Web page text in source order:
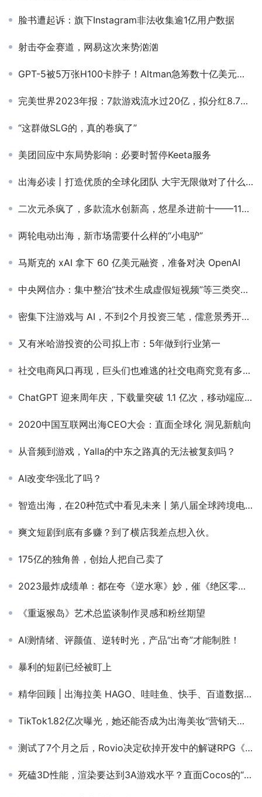
脸书遭起诉：旗下Instagram非法收集逾1亿用户数据
射击夺金赛道，网易这次来势汹汹
GPT-5被5万张H100卡脖子！Altman急筹数十亿美元，欲取代英伟达建起AI芯片帝国
完美世界2023年报：7款游戏流水过20亿，拟分红8.73亿
“这群做SLG的，真的卷疯了”
美团回应中东局势影响：必要时暂停Keeta服务
出海必读丨打造优质的全球化团队 大宇无限做对了什么？
二次元杀疯了，多款流水创新高，悠星杀进前十——11月发行商Top30
两轮电动出海，新市场需要什么样的“小电驴”
马斯克的 xAI 拿下 60 亿美元融资，准备对决 OpenAI
中央网信办：集中整治“技术生成虚假短视频”等三类突出问题
密集下注游戏与 AI，不到2个月投资三笔，儒意景秀开始跳出“腾讯代理人”定位了？
又有米哈游投资的公司拟上市：5年做到行业第一
社交电商风口再现，巨头们也难逃的社交电商究竟有多香？
ChatGPT 迎来周年庆，下载量突破 1.1 亿次，移动端应用收入达到近 3000 万美元
2020中国互联网出海CEO大会：直面全球化 洞见新航向
从音频到游戏，Yalla的中东之路真的无法被复刻吗？
AI改变华强北了吗？
智造出海，在20种范式中看见未来丨第八届全球跨境电商峰会总结篇
爽文短剧到底有多赚？到了横店我差点想入伙。
175亿的独角兽，创始人把自己卖了
2023最炸成绩单：都在夸《逆水寒》妙，催《绝区零》搞快点
《重返猴岛》艺术总监谈制作灵感和粉丝期望
AI测情绪、评颜值、逆转时光，产品“出奇”才能制胜！
暴利的短剧已经被盯上
精华回顾 | 出海拉美 HAGO、哇哇鱼、快手、百道数据、牛信云分享增长之道
TikTok1.82亿次曝光，她还能否成为出海美妆“营销天花板”？
测试了7个月之后，Rovio决定砍掉开发中的解谜RPG《凤凰突击队》
死磕3D性能，渲染要达到3A游戏水平？直面Cocos的“极客灵魂”